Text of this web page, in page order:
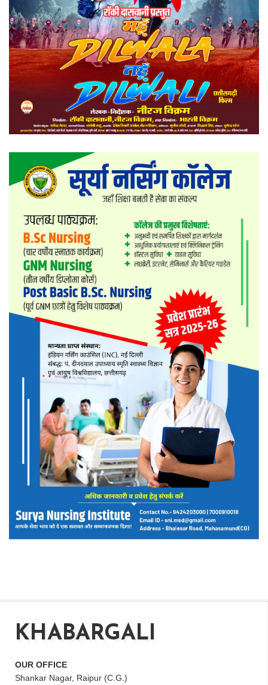
KHABARGALI
OUR OFFICE
Shankar Nagar, Raipur (C.G.)